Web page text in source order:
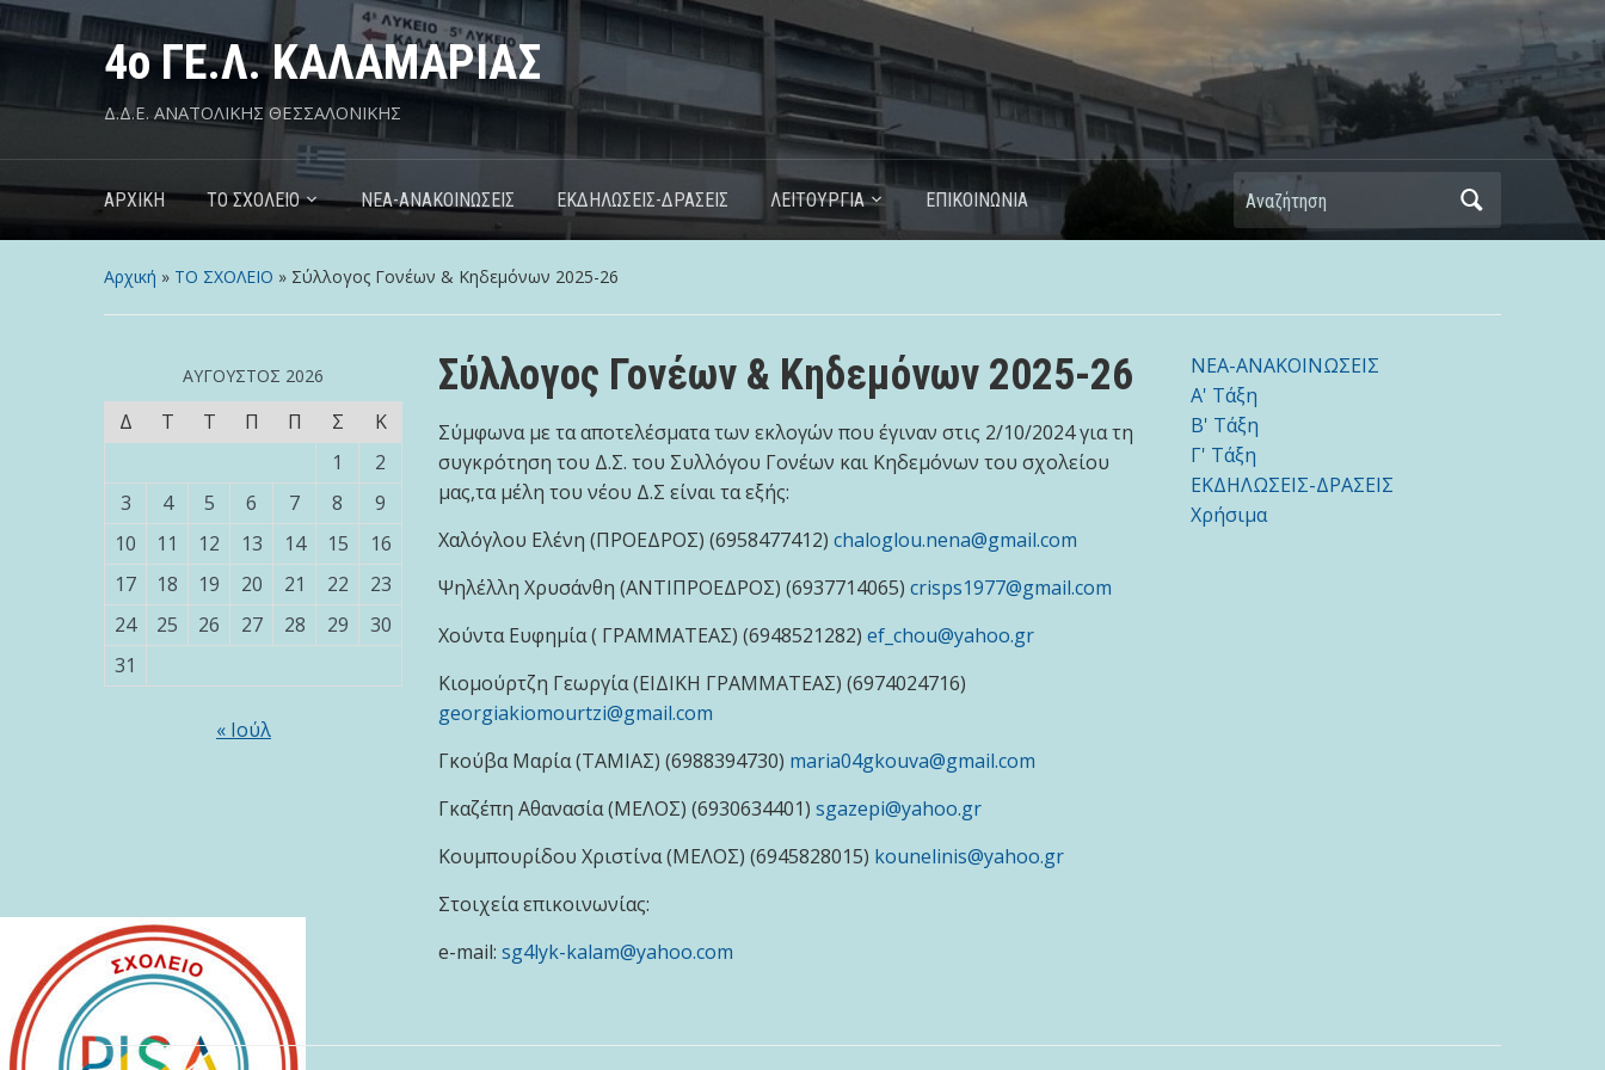
4o ΓΕ.Λ. ΚΑΛΑΜΑΡΙΑΣ
Δ.Δ.Ε. ΑΝΑΤΟΛΙΚΗΣ ΘΕΣΣΑΛΟΝΙΚΗΣ
ΑΡΧΙΚΗ ΤΟ ΣΧΟΛΕΙΟ NEA-ΑΝΑΚΟΙΝΩΣΕΙΣ ΕΚΔΗΛΩΣΕΙΣ-ΔΡΑΣΕΙΣ ΛΕΙΤΟΥΡΓΙΑ ΕΠΙΚΟΙΝΩΝΙΑ Αναζήτηση
Αρχική » ΤΟ ΣΧΟΛΕΙΟ » Σύλλογος Γονέων & Κηδεμόνων 2025-26
ΑΎΓΟΥΣΤΟΣ 2026
Δ Τ Τ Π Π Σ
Κ
1
2
3
4 5 6 7 8
9
10
11 12 13 14 15
16
17
18 19 20 21 22
23
24
25 26 27 28 29
30
31
« Ιούλ
Σύλλογος Γονέων & Κηδεμόνων 2025-26
Σύμφωνα με τα αποτελέσματα των εκλογών που έγιναν στις 2/10/2024 για τη
συγκρότηση του Δ.Σ. του Συλλόγου Γονέων και Κηδεμόνων του σχολείου
μας,τα μέλη του νέου Δ.Σ είναι τα εξής:
Χαλόγλου Ελένη (ΠΡΟΕΔΡΟΣ) (6958477412) chaloglou.nena@gmail.com
Ψηλέλλη Χρυσάνθη (ΑΝΤΙΠΡΟΕΔΡΟΣ) (6937714065) crisps1977@gmail.com
Χούντα Ευφημία ( ΓΡΑΜΜΑΤΕΑΣ) (6948521282) ef_chou@yahoo.gr
Κιομούρτζη Γεωργία (ΕΙΔΙΚΗ ΓΡΑΜΜΑΤΕΑΣ) (6974024716)
georgiakiomourtzi@gmail.com
Γκούβα Μαρία (ΤΑΜΙΑΣ) (6988394730) maria04gkouva@gmail.com
Γκαζέπη Αθανασία (ΜΕΛΟΣ) (6930634401) sgazepi@yahoo.gr
Κουμπουρίδου Χριστίνα (ΜΕΛΟΣ) (6945828015) kounelinis@yahoo.gr
Στοιχεία επικοινωνίας:
e-mail: sg4lyk-kalam@yahoo.com
NEA-ΑΝΑΚΟΙΝΩΣΕΙΣ
Α' Τάξη
Β' Τάξη
Γ' Τάξη
ΕΚΔΗΛΩΣΕΙΣ-ΔΡΑΣΕΙΣ
Χρήσιμα